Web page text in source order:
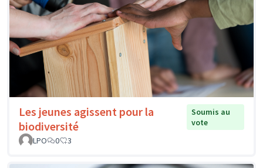
Les jeunes agissent pour la
biodiversité
Soumis au
vote
LPO
0 3